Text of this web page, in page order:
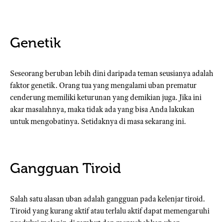
Genetik
Seseorang beruban lebih dini daripada teman seusianya adalah
faktor genetik. Orang tua yang mengalami uban prematur
cenderung memiliki keturunan yang demikian juga. Jika ini
akar masalahnya, maka tidak ada yang bisa Anda lakukan
untuk mengobatinya. Setidaknya di masa sekarang ini.
Gangguan Tiroid
Salah satu alasan uban adalah gangguan pada kelenjar tiroid.
Tiroid yang kurang aktif atau terlalu aktif dapat memengaruhi